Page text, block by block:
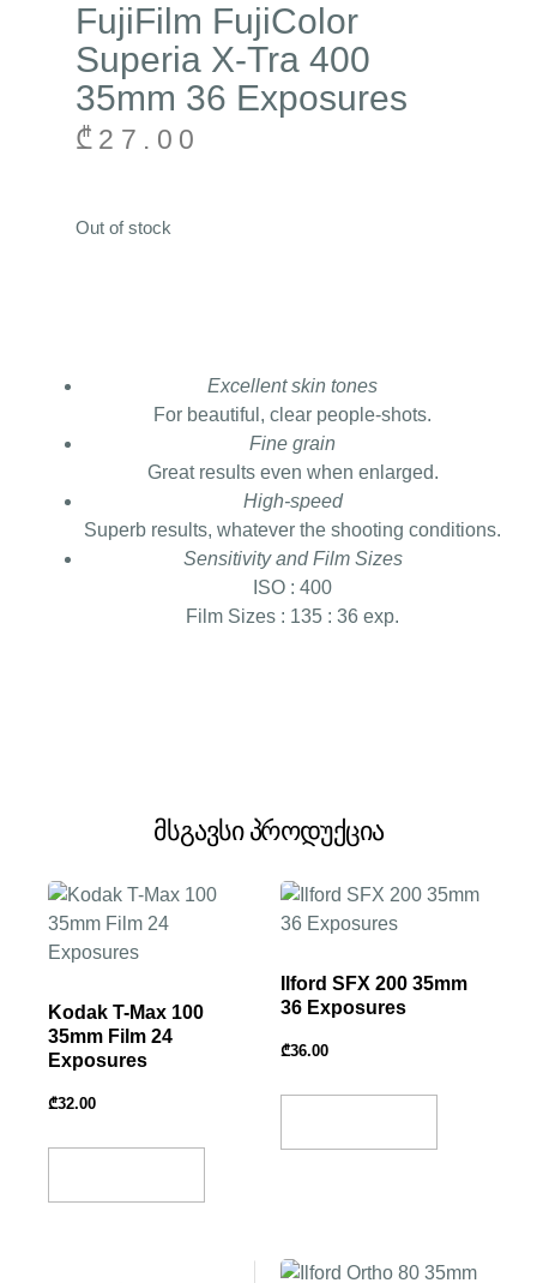
FujiFilm FujiColor
Superia X-Tra 400
35mm 36 Exposures
₾ 27.00
Out of stock
Excellent skin tones
For beautiful, clear people-shots.
Fine grain
Great results even when enlarged.
High-speed
Superb results, whatever the shooting conditions.
Sensitivity and Film Sizes
ISO : 400
Film Sizes : 135 : 36 exp.
მსგავსი პროდუქცია
Kodak T-Max 100
35mm Film 24
Exposures
₾32.00
Ilford SFX 200 35mm
36 Exposures
₾36.00